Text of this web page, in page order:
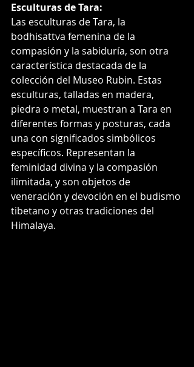
Esculturas de Tara:
Las esculturas de Tara, la
bodhisattva femenina de la
compasión y la sabiduría, son otra
característica destacada de la
colección del Museo Rubin. Estas
esculturas, talladas en madera,
piedra o metal, muestran a Tara en
diferentes formas y posturas, cada
una con significados simbólicos
específicos. Representan la
feminidad divina y la compasión
ilimitada, y son objetos de
veneración y devoción en el budismo
tibetano y otras tradiciones del
Himalaya.